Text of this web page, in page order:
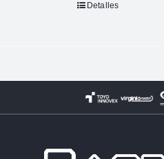
Detalles